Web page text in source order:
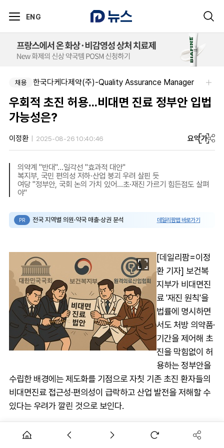
ENG
채용 한국다케다제약(주)-Quality Assurance Manager
우회적 초진 허용...비대면 진료 정부안 입법
가능성은?
이정환 2025-08-26 10:40:46 요약가
의약계 "반대"…일각선 "효과적 대안"
복지부, 국민 편의성 저하·산업 붕괴 우려 살핀 듯
여당 "정부안, 국회 논의 가치 있어…초·재진 가르기 힘든점도 살펴
야"
PR 전국 지역별 의원·약국 매출·상권 분석 데일리팜맵 바로가기
[데일리팜=이정
환 기자] 보건복
지부가 비대면진
료 '재진 원칙'을
법률에 명시하면
서도 처방 의약품·
기간을 제어해 초
진을 막힘없이 허
용하는 정부안을
수립한 배경에는 제도화를 기점으로 자칫 기존 초진 환자들의
비대면진료 접근성·편의성이 급락하고 산업 발전을 저해할 수
있다는 우려가 깔린 것으로 보인다.
코로나19 팬데믹 종식으로 한시적 비대면진료를 시범사업 전